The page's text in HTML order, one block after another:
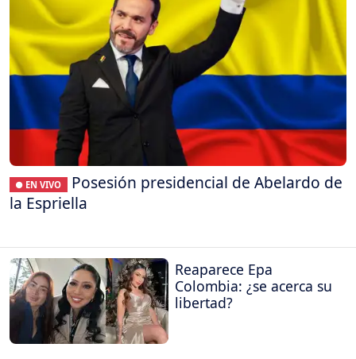
● EN VIVO
Posesión presidencial de Abelardo de
la Espriella
Reaparece Epa
Colombia: ¿se acerca su
libertad?